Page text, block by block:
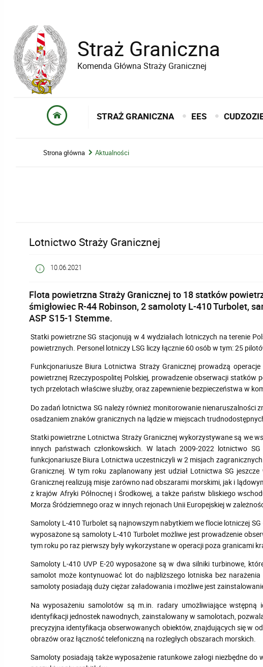
Straż Graniczna
Komenda Główna Straży Granicznej
STRAŻ GRANICZNA EES
Strona główna Aktualności
Lotnictwo Straży Granicznej
10.06.2021
Flota powietrzna Straży Granicznej to 18 statków
śmigłowiec R-44 Robinson, 2 samoloty L-410 Turbolet,
ASP S15-1 Stemme.
Statki powietrzne SG stacjonują w 4 wydziałach lotniczych na terenie
powietrznych. Personel lotniczy LSG liczy łącznie 60 osób w tym: 25
Funkcjonariusze Biura Lotnictwa Straży Granicznej prowadzą
powietrznej Rzeczypospolitej Polskiej, prowadzenie obserwacji
tych przelotach właściwe służby, oraz zapewnienie bezpieczeństwa w
Do zadań lotnictwa SG należy również monitorowanie
osadzaniem znaków granicznych na lądzie w miejscach
Statki powietrzne Lotnictwa Straży Granicznej wykorzystywane są we
innych państwach członkowskich. W latach 2009-2022 lotnictwo
funkcjonariusze Biura Lotnictwa uczestniczyli w 2 misjach
Granicznej. W tym roku zaplanowany jest udział Lotnictwa SG
Granicznej realizują misje zarówno nad obszarami morskimi, jak i
z krajów Afryki Północnej i Środkowej, a także państw bliskiego
Morza Śródziemnego oraz w innych rejonach Unii Europejskiej w
Samoloty L-410 Turbolet są najnowszym nabytkiem we flocie lotniczej
wyposażone są samoloty L-410 Turbolet możliwe jest prowadzenie
tym roku po raz pierwszy były wykorzystane w operacji poza granicami
Samoloty L-410 UVP E-20 wyposażone są w dwa silniki turbinowe,
samolot może kontynuować lot do najbliższego lotniska bez
samoloty posiadają duży ciężar załadowania i możliwe jest
Na wyposażeniu samolotów są m.in. radary umożliwiające
identyfikacji jednostek nawodnych, zainstalowany w samolotach,
precyzyjna identyfikacja obserwowanych obiektów, znajdujących się w
obrazów oraz łączność telefoniczną na rozległych obszarach morskich.
Samoloty posiadają także wyposażenie ratunkowe załogi niezbędne